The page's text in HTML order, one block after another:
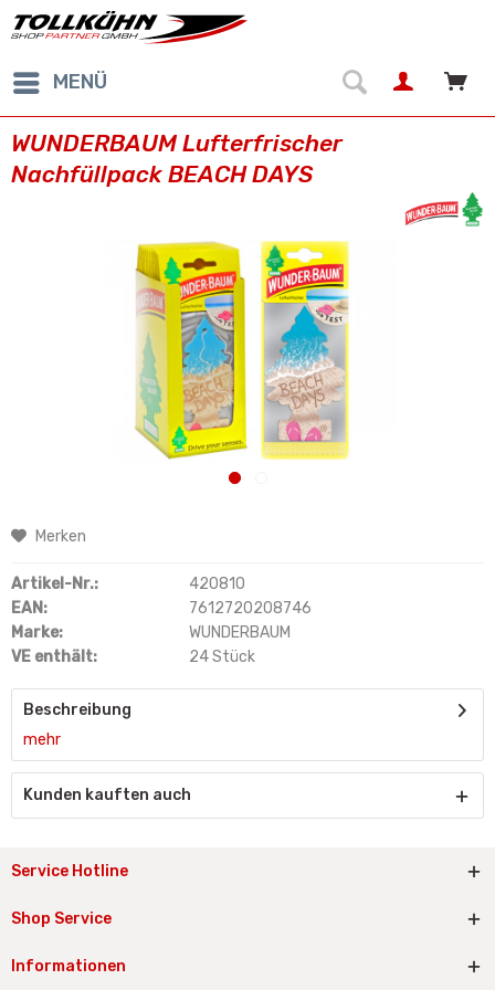
MENÜ
WUNDERBAUM Lufterfrischer
Nachfüllpack BEACH DAYS
Merken
Artikel-Nr.:
420810
EAN:
7612720208746
Marke:
WUNDERBAUM
VE enthält:
24 Stück
Beschreibung
mehr
Kunden kauften auch
Service Hotline
Shop Service
Informationen